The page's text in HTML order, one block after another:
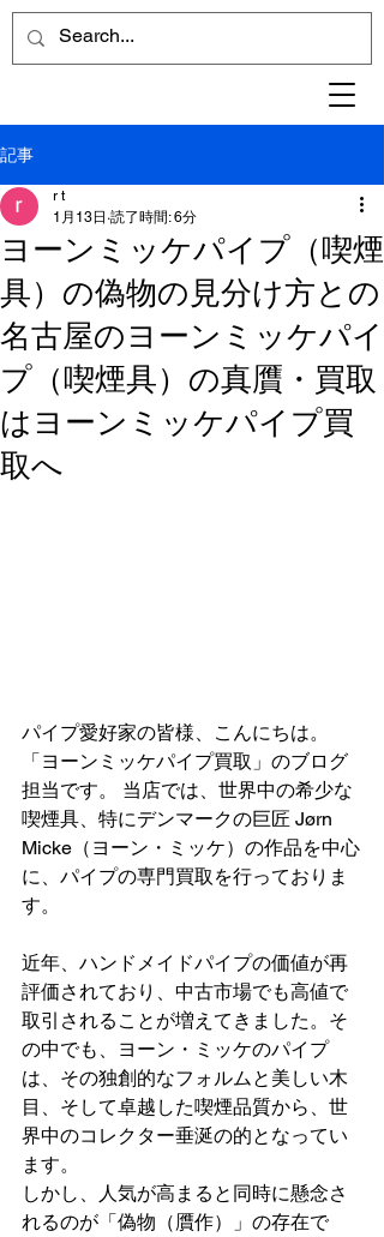
記事
ヨーンミッケパイプ（喫煙
具）の偽物の見分け方との
名古屋のヨーンミッケパイ
プ（喫煙具）の真贋・買取
はヨーンミッケパイプ買
取へ
r t
1月13日 読了時間: 6分
パイプ愛好家の皆様、こんにちは。
「ヨーンミッケパイプ買取」のブログ
担当です。 当店では、世界中の希少な
喫煙具、特にデンマークの巨匠 Jørn
Micke（ヨーン・ミッケ）の作品を中心
に、パイプの専門買取を行っておりま
す。
近年、ハンドメイドパイプの価値が再
評価されており、中古市場でも高値で
取引されることが増えてきました。そ
の中でも、ヨーン・ミッケのパイプ
は、その独創的なフォルムと美しい木
目、そして卓越した喫煙品質から、世
界中のコレクター垂涎の的となってい
ます。
しかし、人気が高まると同時に懸念さ
れるのが「偽物（贋作）」の存在で